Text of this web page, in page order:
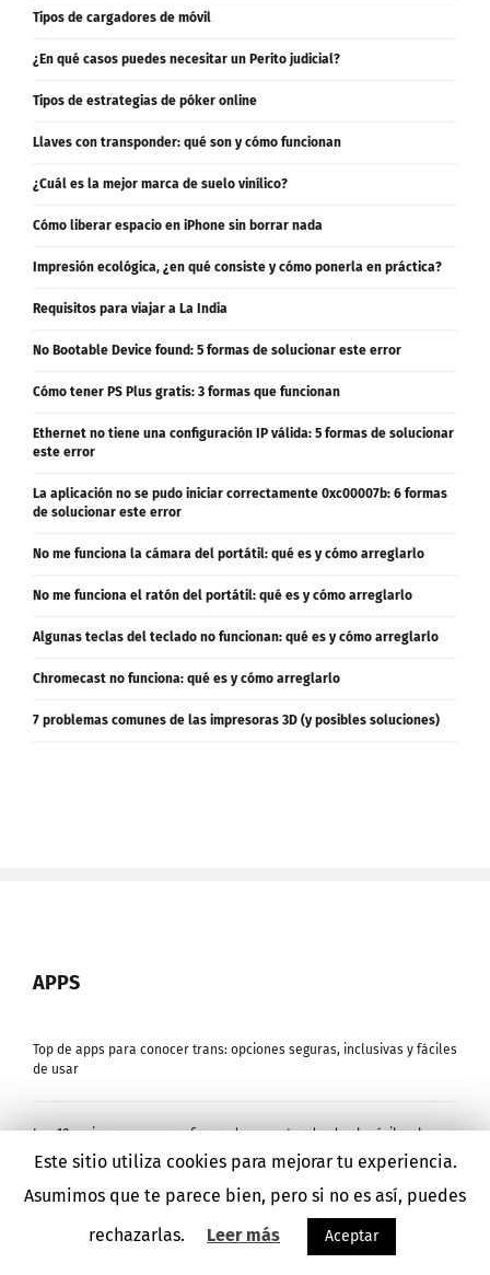
Tipos de cargadores de móvil
¿En qué casos puedes necesitar un Perito judicial?
Tipos de estrategias de póker online
Llaves con transponder: qué son y cómo funcionan
¿Cuál es la mejor marca de suelo vinílico?
Cómo liberar espacio en iPhone sin borrar nada
Impresión ecológica, ¿en qué consiste y cómo ponerla en práctica?
Requisitos para viajar a La India
No Bootable Device found: 5 formas de solucionar este error
Cómo tener PS Plus gratis: 3 formas que funcionan
Ethernet no tiene una configuración IP válida: 5 formas de solucionar
este error
La aplicación no se pudo iniciar correctamente 0xc00007b: 6 formas
de solucionar este error
No me funciona la cámara del portátil: qué es y cómo arreglarlo
No me funciona el ratón del portátil: qué es y cómo arreglarlo
Algunas teclas del teclado no funcionan: qué es y cómo arreglarlo
Chromecast no funciona: qué es y cómo arreglarlo
7 problemas comunes de las impresoras 3D (y posibles soluciones)
APPS
Top de apps para conocer trans: opciones seguras, inclusivas y fáciles
de usar
Las 10 mejores apps para firmar documentos desde el móvil y el
ordenador
Las 8 mejores apps para controlar gastos personales y ahorrar
Este sitio utiliza cookies para mejorar tu experiencia.
Asumimos que te parece bien, pero si no es así, puedes
rechazarlas.
Leer más Aceptar